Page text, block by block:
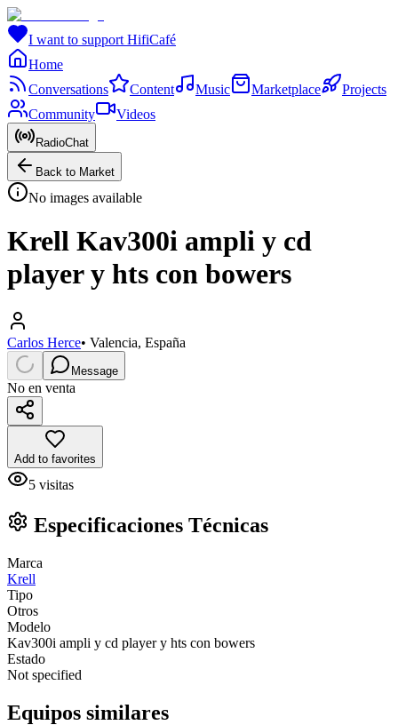
I want to support HifiCafé
Home
Conversations
Content Music Marketplace
Projects
Community
Videos
RadioChat
Back to Market
No images available
Krell Kav300i ampli y cd
player y hts con bowers
Carlos Herce• Valencia, España
Message
No en venta
Add to favorites
5 visitas
Especificaciones Técnicas
Marca
Krell
Tipo
Otros
Modelo
Kav300i ampli y cd player y hts con bowers
Estado
Not specified
Equipos similares